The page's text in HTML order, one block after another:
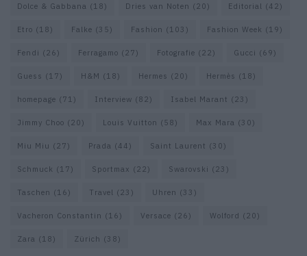
Dolce & Gabbana (18) Dries van Noten (20) Editorial (42)
Etro (18) Falke (35) Fashion (103) Fashion Week (19)
Fendi (26) Ferragamo (27) Fotografie (22) Gucci (69)
Guess (17) H&M (18) Hermes (20) Hermès (18)
homepage (71) Interview (82) Isabel Marant (23)
Jimmy Choo (20) Louis Vuitton (58) Max Mara (30)
Miu Miu (27) Prada (44) Saint Laurent (30)
Schmuck (17) Sportmax (22) Swarovski (23)
Taschen (16) Travel (23) Uhren (33)
Vacheron Constantin (16) Versace (26) Wolford (20)
Zara (18) Zürich (38)